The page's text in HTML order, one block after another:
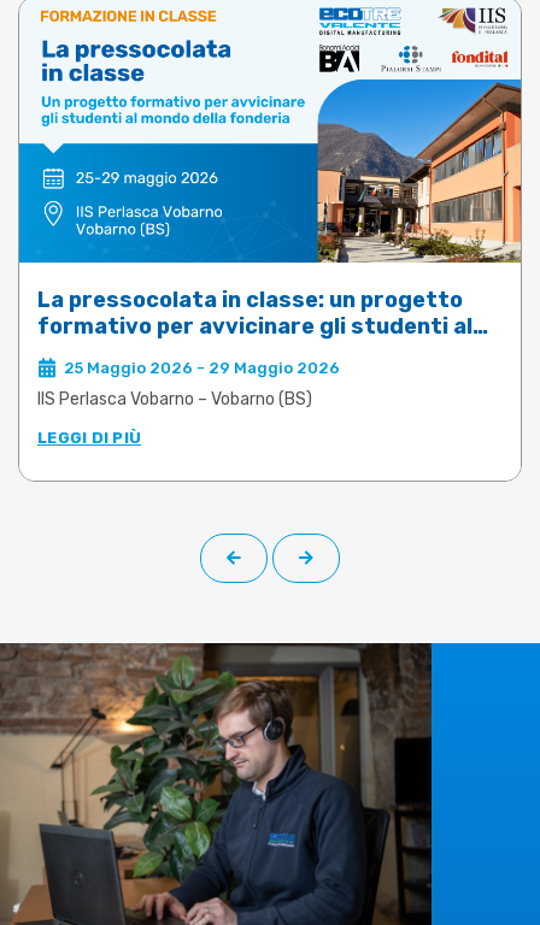
La pressocolata in classe: un progetto
formativo per avvicinare gli studenti al
mondo della fonderia
25 Maggio 2026 - 29 Maggio 2026
IIS Perlasca Vobarno – Vobarno (BS)
LEGGI DI PIÙ